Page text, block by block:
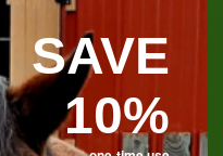
SAVE
10%